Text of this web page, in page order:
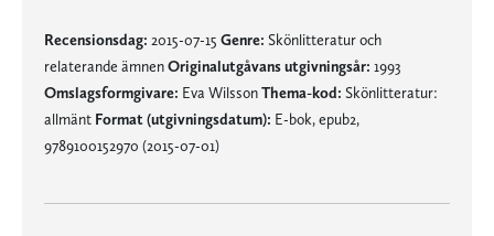
Recensionsdag: 2015-07-15 Genre: Skönlitteratur och
relaterande ämnenOriginalutgåvans utgivningsår: 1993
Omslagsformgivare: Eva WilssonThema-kod: Skönlitteratur:
allmänt Format (utgivningsdatum): E-bok, epub2,
9789100152970 (2015-07-01)